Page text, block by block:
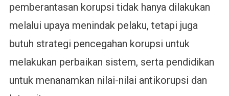
pemberantasan korupsi tidak hanya dilakukan
melalui upaya menindak pelaku, tetapi juga
butuh strategi pencegahan korupsi untuk
melakukan perbaikan sistem, serta pendidikan
untuk menanamkan nilai-nilai antikorupsi dan